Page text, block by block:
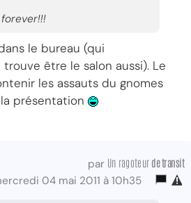
forever!!!
le bureau (qui
être le salon aussi). Le
les assauts du gnomes
présentation
par Un ragoteur de transit
04 mai 2011 à 10h35